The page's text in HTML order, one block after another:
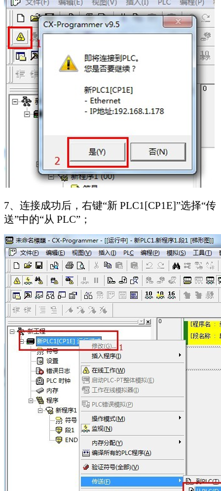
7、连接成功后，右键“新 PLC1[CP1E]”选择“传
送”中的“从 PLC”；